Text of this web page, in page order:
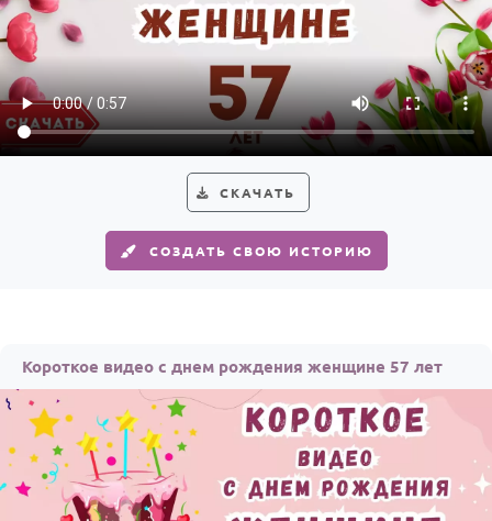
СКАЧАТЬ
СОЗДАТЬ СВОЮ ИСТОРИЮ
Короткое видео с днем рождения женщине 57 лет